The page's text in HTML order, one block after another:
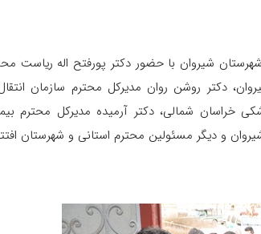
انتقال خون شهرستان شیروان با حضور دکتر پورفتح اله
دکتر روشن روان مدیرکل محترم سازمان
خراسان شمالی، دکتر آرمیده مدیرکل محترم
و دیگر مسئولین محترم استانی و شهرستان